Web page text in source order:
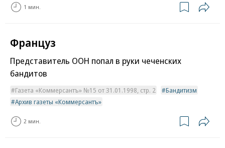
1 мин.
Француз
Представитель ООН попал в руки чеченских
бандитов
Газета «Коммерсантъ» №15 от 31.01.1998, стр. 2
Бандитизм
Архив газеты «Коммерсантъ»
2 мин.